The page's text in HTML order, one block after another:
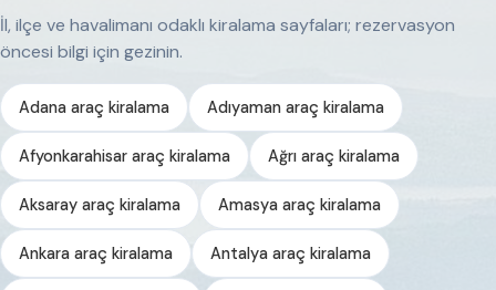
İl, ilçe ve havalimanı odaklı kiralama sayfaları; rezervasyon
öncesi bilgi için gezinin.
Adana araç kiralama Adıyaman araç kiralama
Afyonkarahisar araç kiralama Ağrı araç kiralama
Aksaray araç kiralama Amasya araç kiralama
Ankara araç kiralama Antalya araç kiralama